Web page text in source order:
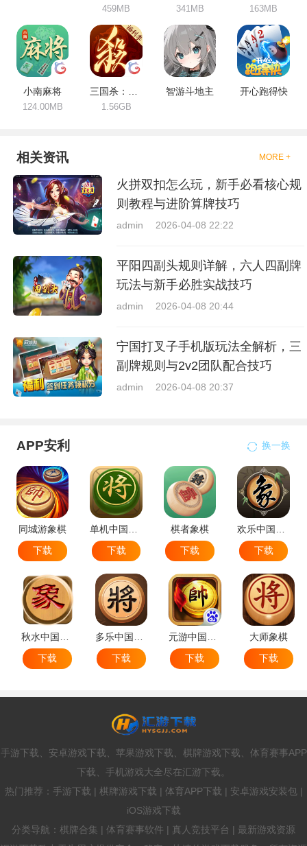
459MB 341MB 163MB
小南麻将
124.00MB
三国杀：一将成名
1.56GB
智游斗地主 开心跑得快
相关资讯 MORE +
火拼双扣怎么玩，新手必看核心规
则教程与进阶算牌技巧
admin 2026-04-08 22:22
平阳四副头规则详解，六人四副牌
玩法与新手必胜实战技巧
admin 2026-04-08 20:44
宁国打叉子手机版玩法全解析，三
副牌规则与2v2团队配合技巧
admin 2026-04-08 20:37
APP安利 换一换
同城游象棋
下载
单机中国象棋
下载
棋者象棋
下载
欢乐中国象棋
下载
秋水中国象棋
下载
多乐中国象棋
下载
元游中国象棋
下载
大师象棋
下载
手游下载、安卓游戏下载、苹果游戏下载、棋牌游戏下载、体育赛事APP
下载、手机游戏大全尽在汇游下载。
热门推荐：手游下载 | 棋牌游戏下载 | 体育APP下载 | 安卓游戏安装包 |
iOS游戏下载
分类导航：棋牌合集 | 体育赛事软件 | 真人竞技平台 | 最新游戏资源